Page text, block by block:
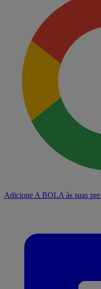
Adicione A BOLA às suas